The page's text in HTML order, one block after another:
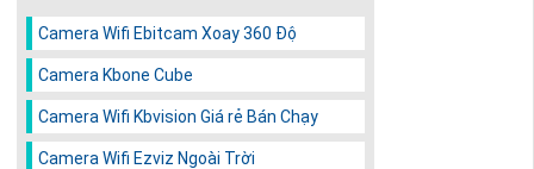
Camera Wifi Ebitcam Xoay 360 Độ
Camera Kbone Cube
Camera Wifi Kbvision Giá rẻ Bán Chạy
Camera Wifi Ezviz Ngoài Trời